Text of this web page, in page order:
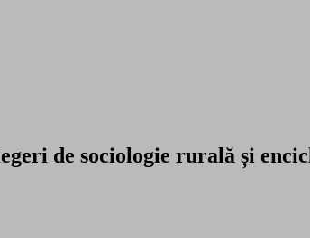
de sociologie rurală și